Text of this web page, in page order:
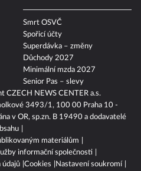
CZECH NEWS CENTER a.s.
3493/1, 100 00 Praha 10 -
v OR, sp.zn. B 19490 a dodavatelé
materiálům
informační společnosti
údajů Cookies Nastavení soukromí
Smrt OSVČ
Spořicí účty
Superdávka – změny
Důchody 2027
Minimální mzda 2027
Senior Pas – slevy